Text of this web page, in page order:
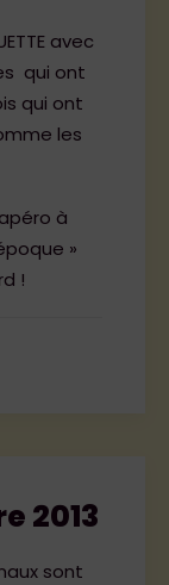
avec
qui ont
qui ont
les
à
»
!
2013
sont